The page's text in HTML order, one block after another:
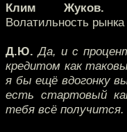
Клим Жуков.
Волатильность
Д.Ю. Да, и с
кредитом как
я бы ещё вдогонку
есть стартовый
тебя всё получится.